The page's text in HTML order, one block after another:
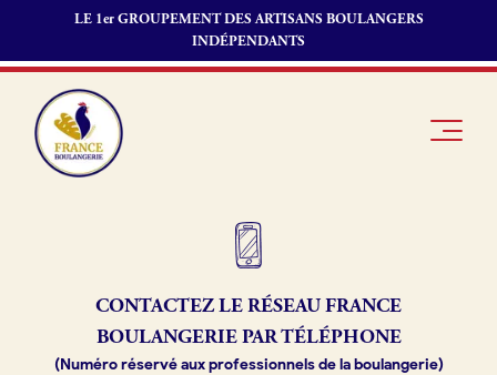
LE 1er GROUPEMENT DES ARTISANS BOULANGERS
INDÉPENDANTS
Je suis
boulanger
Je découvre
Offres
d’emploi
Fonds de
Je suis
fournisseur
CONTACTEZ LE RÉSEAUFRANCE
BOULANGERIE PAR TÉLÉPHONE
(Numéro réservé aux professionnels de la boulangerie)